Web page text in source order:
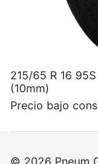
215/65 R 16
(10mm)
Precio bajo
© 2026 Pneum